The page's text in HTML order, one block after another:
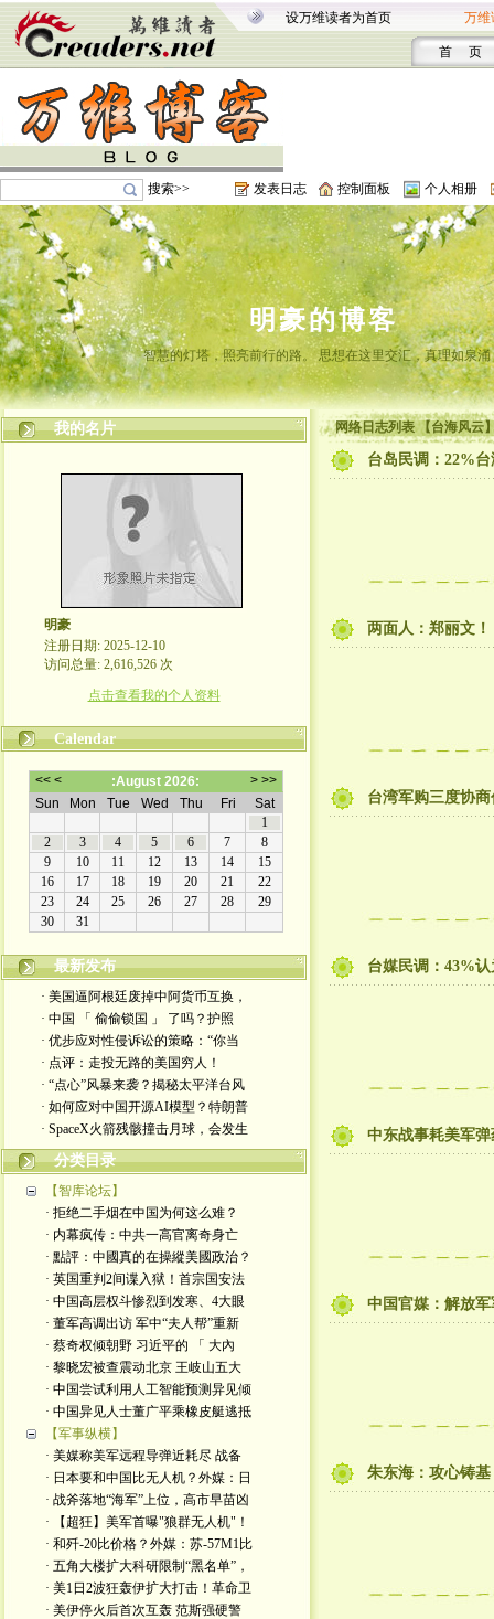
设万维读者为首页 万维
首 页
搜索>> 发表日志 控制面板 个人相册
明豪的博客
智慧的灯塔，照亮前行的路。 思想在这里交汇，真理如泉涌
我的名片
明豪
注册日期: 2025-12-10
访问总量: 2,616,526 次
点击查看我的个人资料
Calendar
最新发布
· 美国逼阿根廷废掉中阿货币互换，
· 中国 「 偷偷锁国 」 了吗？护照
· 优步应对性侵诉讼的策略：“你当
· 点评：走投无路的美国穷人！
· “点心”风暴来袭？揭秘太平洋台风
· 如何应对中国开源AI模型？特朗普
· SpaceX火箭残骸撞击月球，会发生
分类目录
【智库论坛】
· 拒绝二手烟在中国为何这么难？
· 内幕疯传：中共一高官离奇身亡
· 點評：中國真的在操縱美國政治？
· 英国重判2间谍入狱！首宗国安法
· 中国高层权斗惨烈到发寒、4大眼
· 董军高调出访 军中“夫人帮”重新
· 蔡奇权倾朝野 习近平的 「 大內
· 黎晓宏被查震动北京 王岐山五大
· 中国尝试利用人工智能预测异见倾
· 中国异见人士董广平乘橡皮艇逃抵
【军事纵横】
· 美媒称美军远程导弹近耗尽 战备
· 日本要和中国比无人机？外媒：日
· 战斧落地“海军”上位，高市早苗凶
· 【超狂】美军首曝"狼群无人机"！
· 和歼-20比价格？外媒：苏-57M1比
· 五角大楼扩大科研限制“黑名单”，
· 美1日2波狂轰伊扩大打击！革命卫
· 美伊停火后首次互轰 范斯强硬警
网络日志列表 【台海风云
台岛民调：22%
两面人：郑丽文！
台湾军购三度协
台媒民调：43%
中东战事耗美军
中国官媒：解放
朱东海：攻心铸